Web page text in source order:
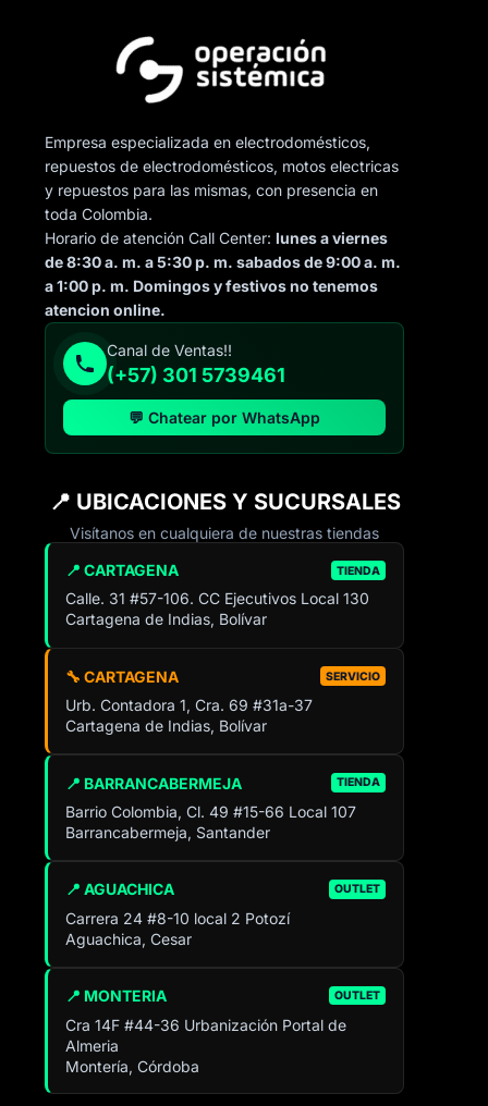
Empresa especializada en electrodomésticos,
repuestos de electrodomésticos, motos electricas
y repuestos para las mismas, con presencia en
toda Colombia.
Horario de atención Call Center:lunes a viernes
de 8:30 a. m. a 5:30 p. m. sabados de 9:00 a. m.
a 1:00 p. m. Domingos y festivos no tenemos
atencion online.
Canal de Ventas!!
(+57) 301 5739461
💬 Chatear por WhatsApp
📍 UBICACIONES Y SUCURSALES
Visítanos en cualquiera de nuestras tiendas
📍 CARTAGENA TIENDA
Calle. 31 #57-106. CC Ejecutivos Local 130
Cartagena de Indias, Bolívar
🔧 CARTAGENA SERVICIO
Urb. Contadora 1, Cra. 69 #31a-37
Cartagena de Indias, Bolívar
📍 BARRANCABERMEJA TIENDA
Barrio Colombia, Cl. 49 #15-66 Local 107
Barrancabermeja, Santander
📍 AGUACHICA OUTLET
Carrera 24 #8-10 local 2 Potozí
Aguachica, Cesar
📍 MONTERIA OUTLET
Cra 14F #44-36 Urbanización Portal de
Almeria
Montería, Córdoba